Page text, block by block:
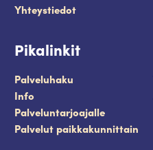
Yhteystiedot
Pikalinkit
Palveluhaku
Info
Palveluntarjoajalle
Palvelut paikkakunnittain